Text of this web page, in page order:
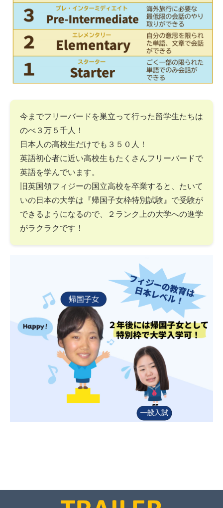
今までフリーバードを巣立って行った留学生たちは
のべ３万５千人！
日本人の高校生だけでも３５０人！
英語初心者に近い高校生もたくさんフリーバードで
英語を学んでいます。
旧英国領フィジーの国立高校を卒業すると、たいて
いの日本の大学は『帰国子女枠特別試験』で受験が
できるようになるので、２ランク上の大学への進学
がラクラクです！